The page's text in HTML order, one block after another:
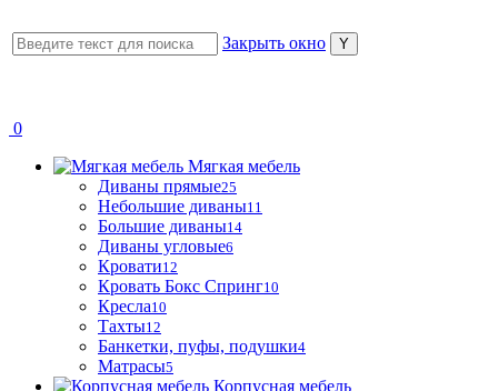
Закрыть окно
0
Мягкая мебель
Диваны прямые25
Небольшие диваны11
Большие диваны14
Диваны угловые6
Кровати12
Кровать Бокс Спринг10
Кресла10
Тахты12
Банкетки, пуфы, подушки4
Матрасы5
Корпусная мебель